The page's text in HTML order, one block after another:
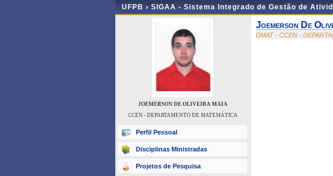
UFPB › SIGAA - Sistema Integrado de Gestão de
JOEMERSON DE OLIVEIRA MAIA
CCEN - DEPARTAMENTO DE MATEMÁTICA
Perfil Pessoal
Disciplinas Ministradas
Projetos de Pesquisa
Joemerson De
DMAT - CCEN -